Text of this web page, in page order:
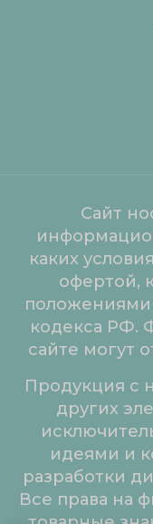
Сайт
каких
офертой,
положениями
кодекса РФ.
сайте могут
Продукция с
других
идеями и
разработки
Все права на